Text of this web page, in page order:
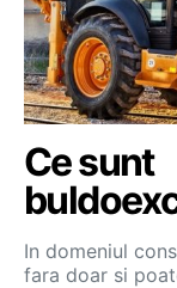
Ce sunt
In domeniul
fara doar si